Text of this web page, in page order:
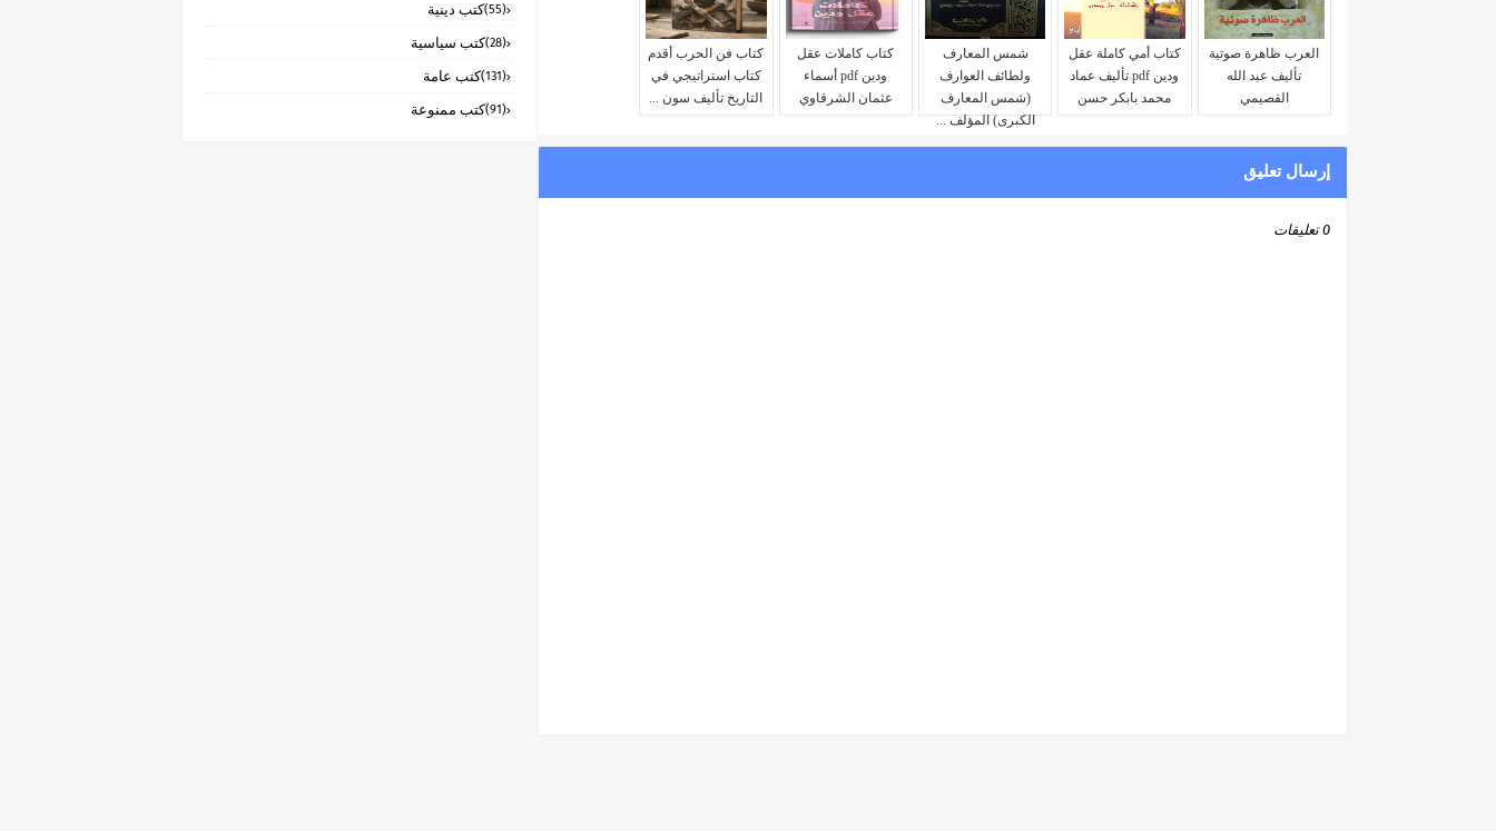
العرب ظاهرة صوتية
تأليف عبد الله
القصيمي
كتاب أمي كاملة عقل
ودين pdf تأليف عماد
محمد بابكر حسن
شمس المعارف
ولطائف العوارف
(شمس المعارف
الكبرى) المؤلف ...
كتاب كاملات عقل
ودين pdf أسماء
عثمان الشرقاوي
كتاب فن الحرب أقدم
كتاب استراتيجي في
التاريخ تأليف سون ...
إرسال تعليق
0 تعليقات
كتب دينية (55)
كتب سياسية (28)
كتب عامة (131)
كتب ممنوعة (91)